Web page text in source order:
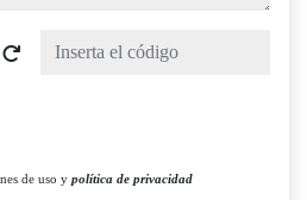
de uso y política de privacidad